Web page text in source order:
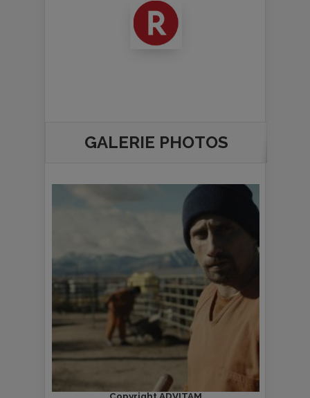
GALERIE PHOTOS
Copyright ADVITAM